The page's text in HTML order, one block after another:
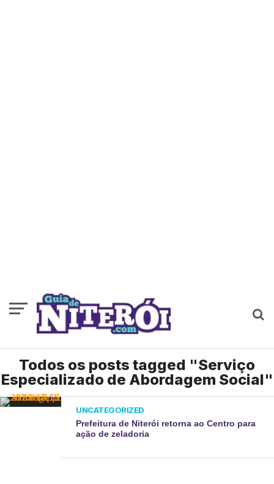
Todos os posts tagged "Serviço
Especializado de Abordagem Social"
UNCATEGORIZED
Prefeitura de Niterói retorna ao Centro para
ação de zeladoria